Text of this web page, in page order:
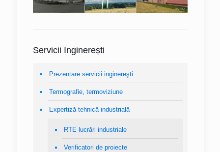
Servicii Inginerești
Prezentare servicii inginereşti
Termografie, termoviziune
Expertiză tehnică industrială
RTE lucrări industriale
Verificatori de proiecte